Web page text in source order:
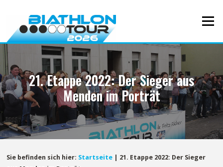
Inhalt
Menü
21. Etappe 2022: Der Sieger aus
Menden im Porträt
Sie befinden sich hier: Startseite | 21. Etappe 2022: Der Sieger